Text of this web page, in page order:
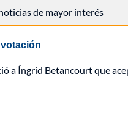
de mayor interés
a Íngrid Betancourt que